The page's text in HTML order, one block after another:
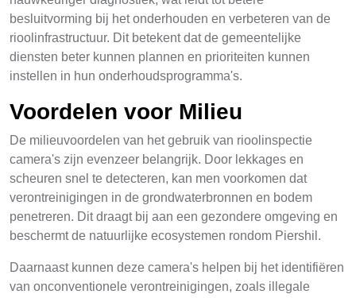
besluitvorming bij het onderhouden en verbeteren van de
rioolinfrastructuur. Dit betekent dat de gemeentelijke
diensten beter kunnen plannen en prioriteiten kunnen
instellen in hun onderhoudsprogramma's.
Voordelen voor Milieu
De milieuvoordelen van het gebruik van rioolinspectie
camera's zijn evenzeer belangrijk. Door lekkages en
scheuren snel te detecteren, kan men voorkomen dat
verontreinigingen in de grondwaterbronnen en bodem
penetreren. Dit draagt bij aan een gezondere omgeving en
beschermt de natuurlijke ecosystemen rondom Piershil.
Daarnaast kunnen deze camera's helpen bij het identifiëren
van onconventionele verontreinigingen, zoals illegale